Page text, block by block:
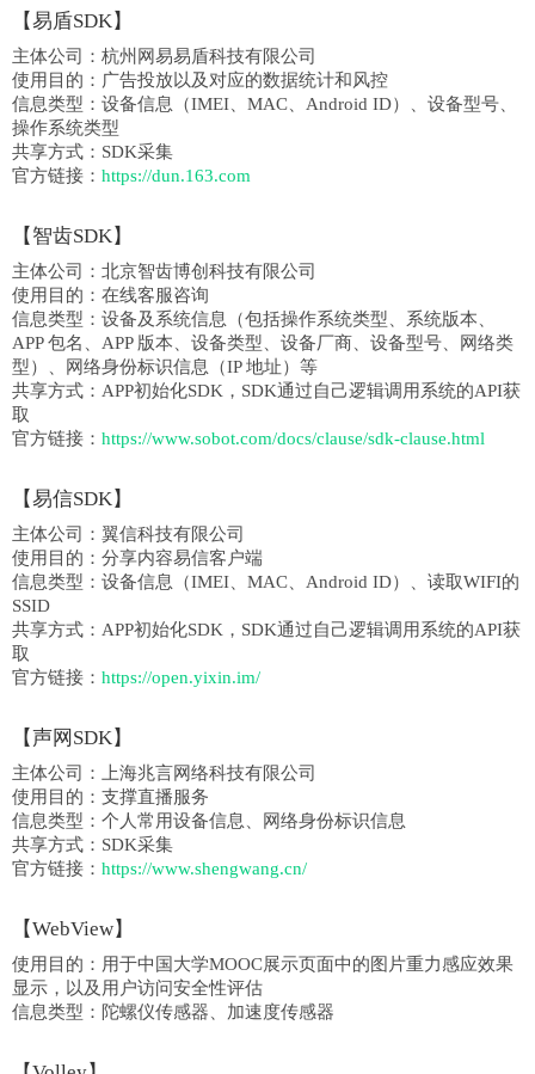
【易盾SDK】
主体公司： 杭州网易易盾科技有限公司
使用目的：广告投放以及对应的数据统计和风控
信息类型： 设备信息（IMEI、MAC、Android ID）、设备型号、
操作系统类型
共享方式： SDK采集
官方链接： https://dun.163.com
【智齿SDK】
主体公司： 北京智齿博创科技有限公司
使用目的：在线客服咨询
信息类型： 设备及系统信息（包括操作系统类型、系统版本、
APP 包名、APP 版本、设备类型、设备厂商、设备型号、网络类
型）、网络身份标识信息（IP 地址）等
共享方式： APP初始化SDK，SDK通过自己逻辑调用系统的API获
取
官方链接： https://www.sobot.com/docs/clause/sdk-clause.html
【易信SDK】
主体公司： 翼信科技有限公司
使用目的：分享内容易信客户端
信息类型： 设备信息（IMEI、MAC、Android ID）、读取WIFI的
SSID
共享方式： APP初始化SDK，SDK通过自己逻辑调用系统的API获
取
官方链接： https://open.yixin.im/
【声网SDK】
主体公司：
上海兆言网络科技有限公司
使用目的：支撑直播服务
信息类型： 个人常用设备信息、网络身份标识信息
共享方式： SDK采集
官方链接： https://www.shengwang.cn/
【WebView】
使用目的：用于中国大学MOOC展示页面中的图片重力感应效果
显示，以及用户访问安全性评估
信息类型： 陀螺仪传感器、加速度传感器